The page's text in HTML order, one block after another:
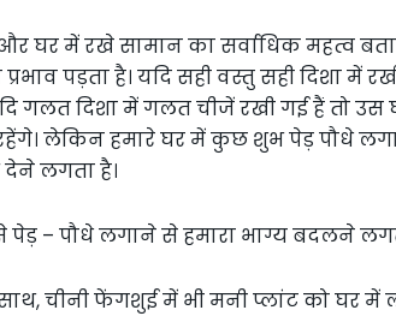
और घर में रखे सामान का सर्वाधिक महत्व
पड़ता है। यदि सही वस्तु सही दिशा में
दिशा में गलत चीजें रखी गई हैं तो उस
लेकिन हमारे घर में कुछ शुभ पेड़ पौधे
लगता है।
– पौधे लगाने से हमारा भाग्य बदलने
साथ, चीनी फेंगशुई में भी मनी प्लांट को घर में